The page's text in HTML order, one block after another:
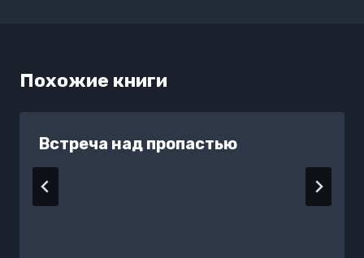
Похожие книги
Встреча над пропастью